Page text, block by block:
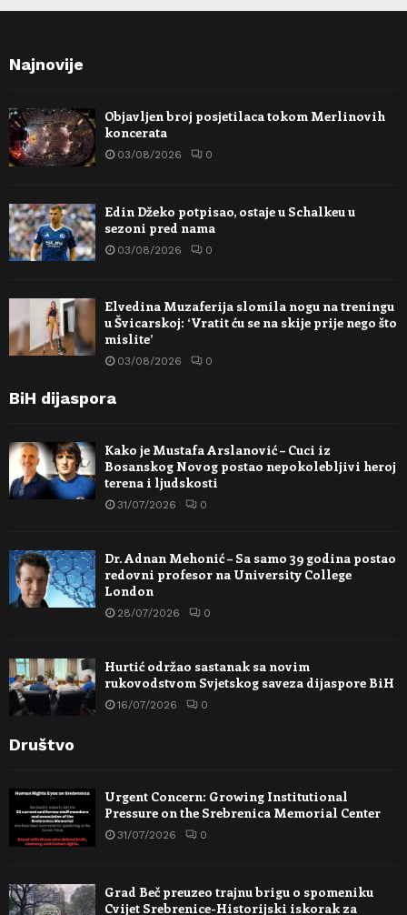
Najnovije
Objavljen broj posjetilaca tokom Merlinovih
koncerata
03/08/2026 0
Edin Džeko potpisao, ostaje u Schalkeu u
sezoni pred nama
03/08/2026 0
Elvedina Muzaferija slomila nogu na treningu
u Švicarskoj: ‘Vratit ću se na skije prije nego što
mislite’
03/08/2026 0
BiH dijaspora
Kako je Mustafa Arslanović – Cuci iz
Bosanskog Novog postao nepokolebljivi heroj
terena i ljudskosti
31/07/2026 0
Dr. Adnan Mehonić – Sa samo 39 godina postao
redovni profesor na University College
London
28/07/2026 0
Hurtić održao sastanak sa novim
rukovodstvom Svjetskog saveza dijaspore BiH
16/07/2026 0
Društvo
Urgent Concern: Growing Institutional
Pressure on the Srebrenica Memorial Center
31/07/2026 0
Grad Beč preuzeo trajnu brigu o spomeniku
Cvijet Srebrenice-Historijski iskorak za